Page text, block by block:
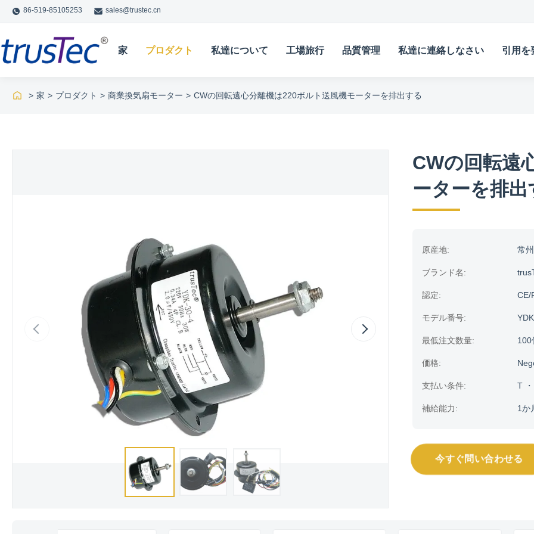
86-519-85105253 sales@trustec.cn
家 プロダクト 私達について 工場旅行 品質管理 私達に連絡しなさい 引用を
> 家 > プロダクト > 商業換気扇モーター > CWの回転遠心分離機は220ボルト送風機モーターを排出する
CWの回転遠
ーターを排出
原産地: 常
ブランド名:
認定: CE/
モデル番号:
最低注文数量: 100
価格:
支払い条件: T
補給能力: 1か
今すぐ問い合わせる